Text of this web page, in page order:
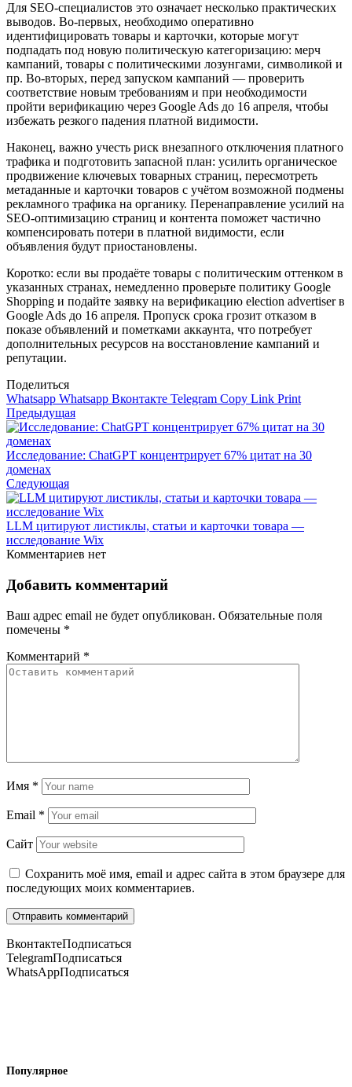
Для SEO‑специалистов это означает несколько практических
выводов. Во‑первых, необходимо оперативно
идентифицировать товары и карточки, которые могут
подпадать под новую политическую категоризацию: мерч
кампаний, товары с политическими лозунгами, символикой и
пр. Во‑вторых, перед запуском кампаний — проверить
соответствие новым требованиям и при необходимости
пройти верификацию через Google Ads до 16 апреля, чтобы
избежать резкого падения платной видимости.
Наконец, важно учесть риск внезапного отключения платного
трафика и подготовить запасной план: усилить органическое
продвижение ключевых товарных страниц, пересмотреть
метаданные и карточки товаров с учётом возможной подмены
рекламного трафика на органику. Перенаправление усилий на
SEO‑оптимизацию страниц и контента поможет частично
компенсировать потери в платной видимости, если
объявления будут приостановлены.
Коротко: если вы продаёте товары с политическим оттенком в
указанных странах, немедленно проверьте политику Google
Shopping и подайте заявку на верификацию election advertiser в
Google Ads до 16 апреля. Пропуск срока грозит отказом в
показе объявлений и пометками аккаунта, что потребует
дополнительных ресурсов на восстановление кампаний и
репутации.
Поделиться
Whatsapp Whatsapp Вконтакте Telegram Copy Link Print
Предыдущая
Исследование: ChatGPT концентрирует 67% цитат на 30
доменах
Следующая
LLM цитируют листиклы, статьи и карточки товара —
исследование Wix
Комментариев нет
Добавить комментарий
Ваш адрес email не будет опубликован. Обязательные поля
помечены *
Комментарий *
Имя *
Email *
Сайт
Сохранить моё имя, email и адрес сайта в этом браузере для
последующих моих комментариев.
ВконтактеПодписаться
TelegramПодписаться
WhatsAppПодписаться
Популярное